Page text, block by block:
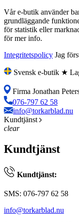
Vår e-butik använder
grundläggande
för statistik eller
för mer info.
Integritetspolicy Jag
Svensk e-butik ★
Firma Jonathan
076-797 62 58
info@torkarblad.nu
Kundtjänst
clear
Kundtjänst
Kundtjänst:
SMS: 076-797 62 58
info@torkarblad.nu